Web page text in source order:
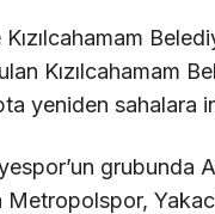
Kızılcahamam
Kızılcahamam
yeniden sahalara
Metropolspor,